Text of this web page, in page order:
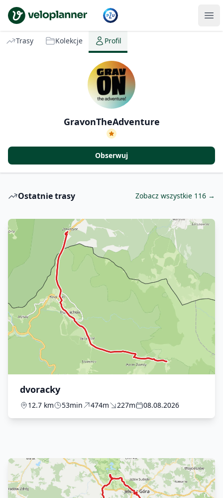
VeloPlanner
Trasy Kolekcje Profil
GravonTheAdventure
Obserwuj
Ostatnie trasy Zobacz wszystkie 116 →
dvoracky
12.7 km 53min 474m 227m 08.08.2026